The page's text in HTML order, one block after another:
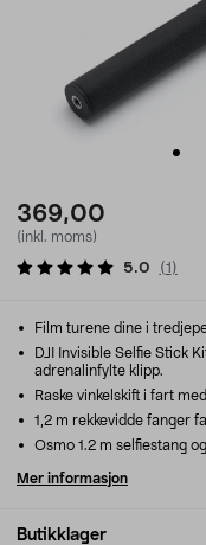
369,00
(inkl. moms)
5.0 (1 )
Butikklager
Film turene dine i
DJI Invisible Selfie Stick
adrenalinfylte klipp.
Raske vinkelskift i fart
1,2 m rekkevidde fanger
Osmo 1.2 m selfiestang
Mer informasjon